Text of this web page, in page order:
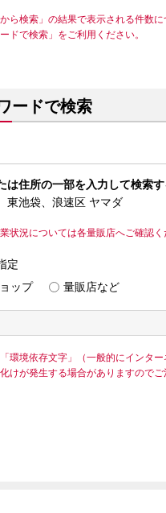
から検索」の結果で表示される件数
ードで検索」をご利用ください。
ードで検索
は住所の一部を入力して検索す
池袋、浪速区 ヤマダ
状況については各量販店へご確認く
定
ップ
量販店など
環境依存文字」（一般的にインタ
けが発生する場合がありますのでご